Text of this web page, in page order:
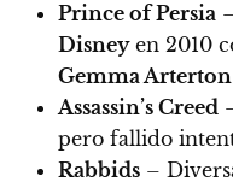
Prince of Persia
Disneyen 2010
Gemma Arterton
Assassin’s Creed
pero fallido
Rabbids –